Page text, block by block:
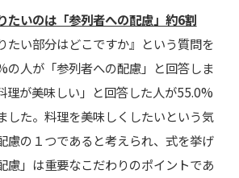
いのは「参列者への配慮」約6割
たい部分はどこですか』という質問を
の人が「参列者への配慮」と回答しま
理が美味しい」と回答した人が55.0%
した。料理を美味しくしたいという気
慮の１つであると考えられ、式を挙げ
慮」は重要なこだわりのポイントであ